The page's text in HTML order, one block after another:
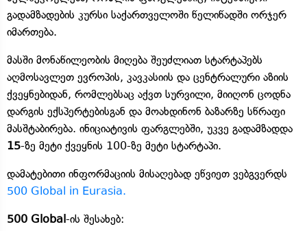
გადამზადების კურსი საქართველოში წელიწადში ორჯერ
იმართება.
მასში მონაწილეობის მიღება შეუძლიათ სტარტაპებს
აღმოსავლეთ ევროპის, კავკასიის და ცენტრალური აზიის
ქვეყნებიდან, რომლებსაც აქვთ სურვილი, მიიღონ ცოდნა
დარგის ექსპერტებისგან და მოახდინონ ბაზარზე სწრაფი
მასშტაბირება. ინიციატივის ფარგლებში, უკვე გადამზადდა
15-ზე მეტი ქვეყნის 100-ზე მეტი სტარტაპი.
დამატებითი ინფორმაციის მისაღებად ეწვიეთ ვებგვერდს
500 Global in Eurasia.
500 Global -ის შესახებ: